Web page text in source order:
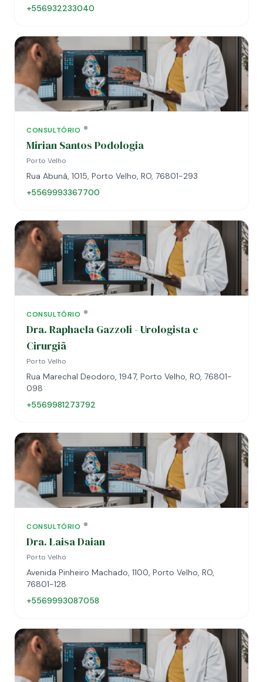
+556932233040
CONSULTÓRIO
Mirian Santos Podologia
Porto Velho
Rua Abunã, 1015, Porto Velho, RO, 76801-293
+5569993367700
CONSULTÓRIO
Dra. Raphaela Gazzoli - Urologista e
Cirurgiã
Porto Velho
Rua Marechal Deodoro, 1947, Porto Velho, RO, 76801-
098
+5569981273792
CONSULTÓRIO
Dra. Laisa Daian
Porto Velho
Avenida Pinheiro Machado, 1100, Porto Velho, RO,
76801-128
+5569993087058